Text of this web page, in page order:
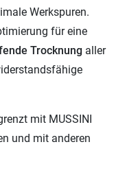
Werkspuren.
für eine
Trocknung aller
mit MUSSINI
und mit anderen